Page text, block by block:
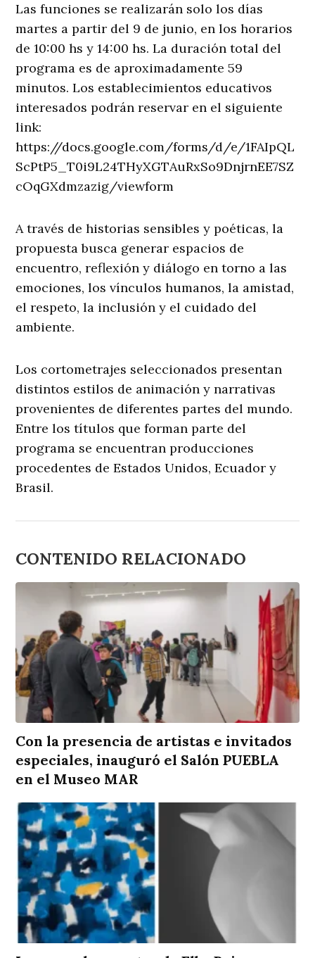
Las funciones se realizarán solo los días
martes a partir del 9 de junio, en los horarios
de 10:00 hs y 14:00 hs. La duración total del
programa es de aproximadamente 59
minutos. Los establecimientos educativos
interesados podrán reservar en el siguiente
link:
https://docs.google.com/forms/d/e/1FAIpQL
ScPtP5_T0i9L24THyXGTAuRxSo9DnjrnEE7SZ
cOqGXdmzazig/viewform
A través de historias sensibles y poéticas, la
propuesta busca generar espacios de
encuentro, reflexión y diálogo en torno a las
emociones, los vínculos humanos, la amistad,
el respeto, la inclusión y el cuidado del
ambiente.
Los cortometrajes seleccionados presentan
distintos estilos de animación y narrativas
provenientes de diferentes partes del mundo.
Entre los títulos que forman parte del
programa se encuentran producciones
procedentes de Estados Unidos, Ecuador y
Brasil.
CONTENIDO RELACIONADO
Con la presencia de artistas e invitados
especiales, inauguró el Salón PUEBLA
en el Museo MAR